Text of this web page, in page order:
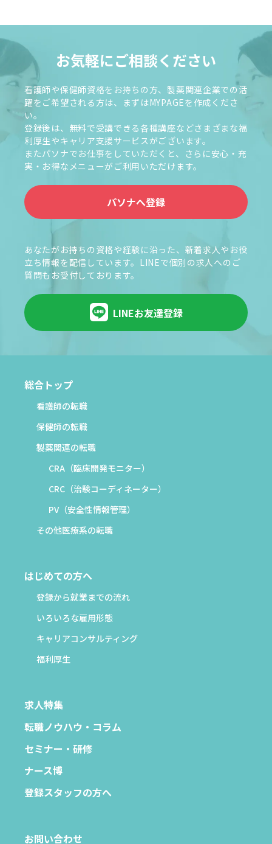
お気軽にご相談ください
看護師や保健師資格をお持ちの方、製薬関連企業での活
躍をご希望される方は、まずはMYPAGEを作成くださ
い。
登録後は、無料で受講できる各種講座などさまざまな福
利厚生やキャリア支援サービスがございます。
またパソナでお仕事をしていただくと、さらに安心・充
実・お得なメニューがご利用いただけます。
パソナへ登録
あなたがお持ちの資格や経験に沿った、新着求人やお役
立ち情報を配信しています。LINEで個別の求人へのご
質問もお受付しております。
LINEお友達登録
総合トップ
看護師の転職
保健師の転職
製薬関連の転職
CRA（臨床開発モニター）
CRC（治験コーディネーター）
PV（安全性情報管理）
その他医療系の転職
はじめての方へ
登録から就業までの流れ
いろいろな雇用形態
キャリアコンサルティング
福利厚生
求人特集
転職ノウハウ・コラム
セミナー・研修
ナース博
登録スタッフの方へ
お問い合わせ